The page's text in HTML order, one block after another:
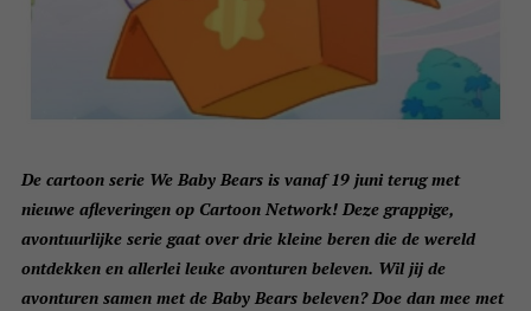
De cartoon serie We Baby Bears is vanaf 19 juni terug met
nieuwe afleveringen op Cartoon Network! Deze grappige,
avontuurlijke serie gaat over drie kleine beren die de wereld
ontdekken en allerlei leuke avonturen beleven. Wil jij de
avonturen samen met de Baby Bears beleven? Doe dan mee met